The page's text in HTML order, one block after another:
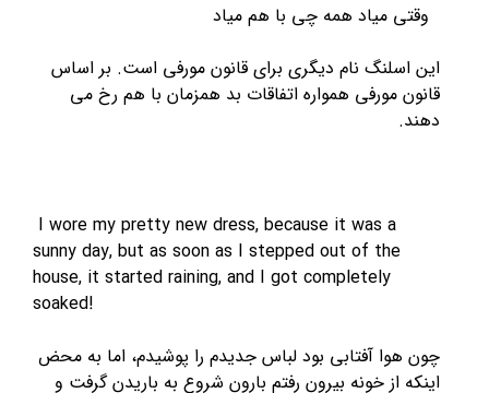
وقتی میاد همه چی با هم میاد
این اسلنگ نام دیگری برای قانون مورفی است. بر اساس
قانون مورفی همواره اتفاقات بد همزمان با هم رخ می
دهند.
I wore my pretty new dress, because it was a
sunny day, but as soon as I stepped out of the
house, it started raining, and I got completely
soaked!
چون هوا آفتابی بود لباس جدیدم را پوشیدم، اما به محض
اینکه از خونه بیرون رفتم بارون شروع به باریدن گرفت و